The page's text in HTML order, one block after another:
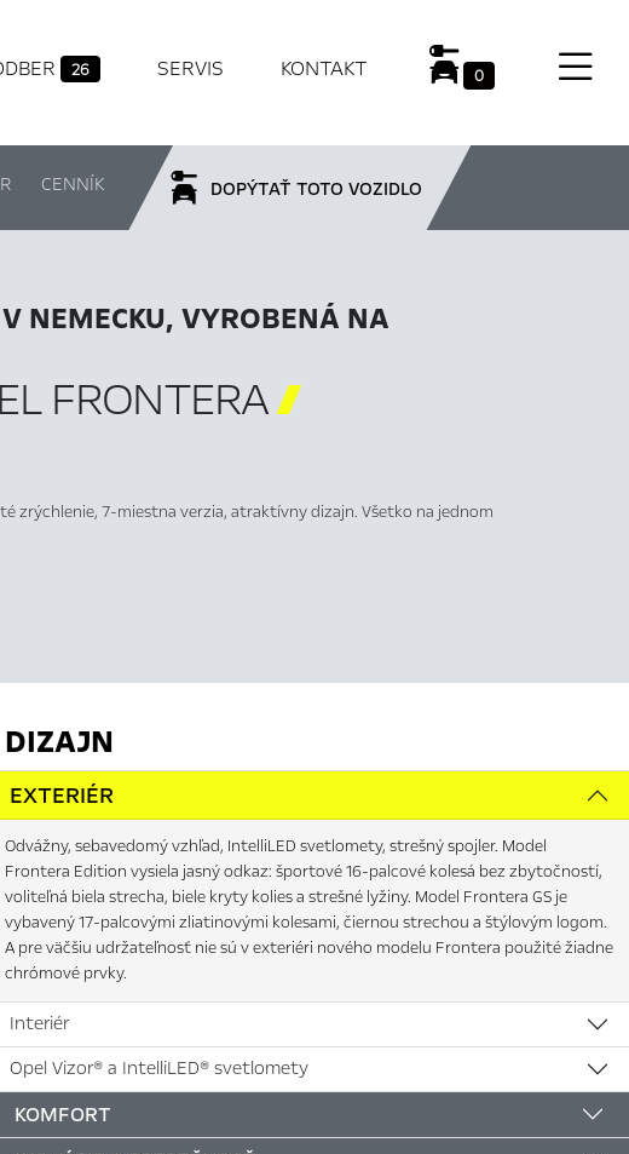
26 SERVIS KONTAKT 0
CENNÍK DOPÝTAŤ TOTO VOZIDLO
NEMECKU, VYROBENÁ NA
FRONTERA
zrýchlenie, 7-miestna verzia, atraktívny dizajn. Všetko na jednom
DIZAJN
EXTERIÉR
Odvážny, sebavedomý vzhľad, IntelliLED svetlomety, strešný spojler. Model
Frontera Edition vysiela jasný odkaz: športové 16-palcové kolesá bez zbytočností,
voliteľná biela strecha, biele kryty kolies a strešné lyžiny. Model Frontera GS je
vybavený 17-palcovými zliatinovými kolesami, čiernou strechou a štýlovým logom.
A pre väčšiu udržateľnosť nie sú v exteriéri nového modelu Frontera použité žiadne
chrómové prvky.
Interiér
Opel Vizor® a IntelliLED® svetlomety
KOMFORT